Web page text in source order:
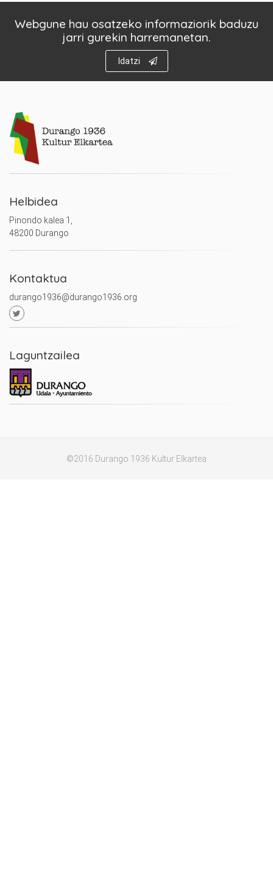
Webgune hau osatzeko informaziorik baduzu
jarri gurekin harremanetan.
Idatzi
Helbidea
Pinondo kalea 1,
48200 Durango
Kontaktua
durango1936@durango1936.org
Laguntzailea
©2016 Durango 1936 Kultur Elkartea